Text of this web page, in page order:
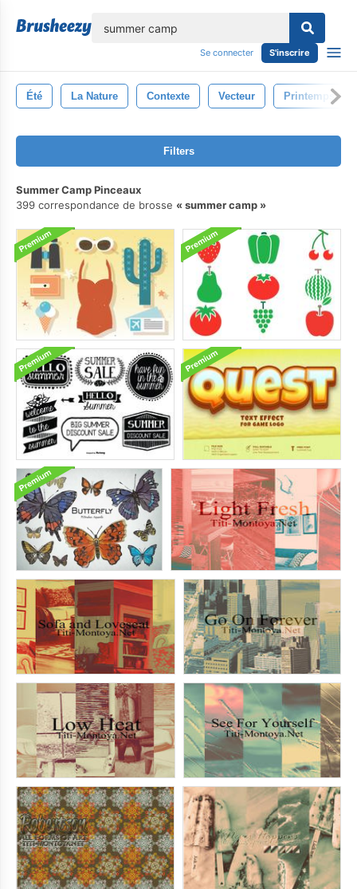
Se connecter S'inscrire
Été La Nature Contexte Vecteur Printemps
Filters
Summer Camp Pinceaux
399 correspondance de brosse
summer camp